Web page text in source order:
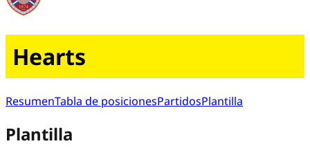
Hearts
ResumenTabla de posicionesPartidosPlantilla
Plantilla